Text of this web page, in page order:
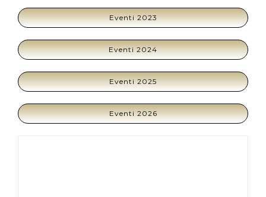
Eventi 2023
Eventi 2024
Eventi 2025
Eventi 2026